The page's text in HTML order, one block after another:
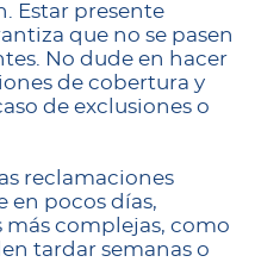
Estar presente
que no se pasen
No dude en hacer
de cobertura y
de exclusiones o
reclamaciones
en pocos días,
complejas, como
tardar semanas o